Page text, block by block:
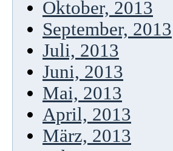
Oktober, 2013
September, 2013
Juli, 2013
Juni, 2013
Mai, 2013
April, 2013
März, 2013